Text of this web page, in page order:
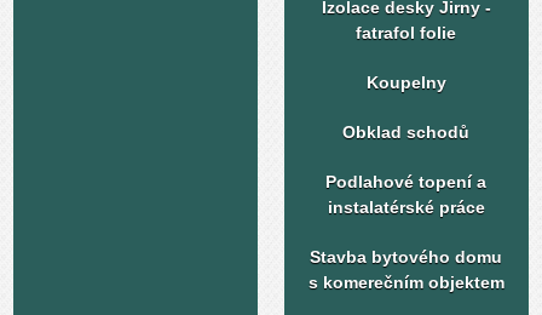
Izolace desky Jirny -
fatrafol folie
Koupelny
Obklad schodů
Podlahové topení a
instalatérské práce
Stavba bytového domu
s komerečním objektem